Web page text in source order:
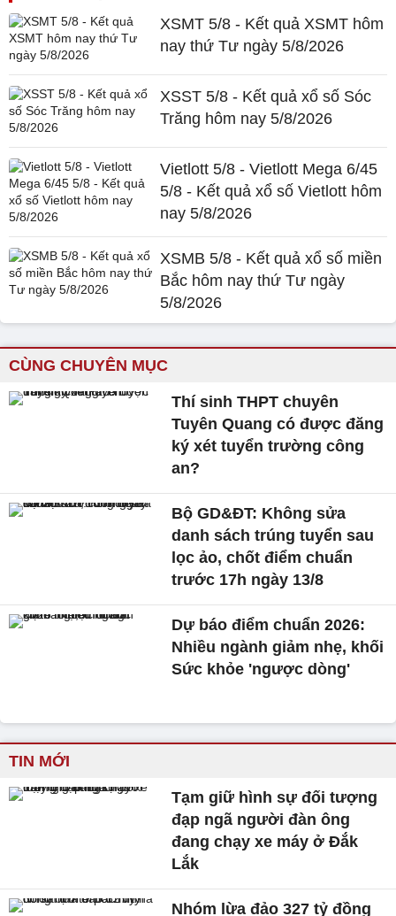
XSMT 5/8 - Kết quả XSMT hôm
nay thứ Tư ngày 5/8/2026
XSST 5/8 - Kết quả xổ số Sóc
Trăng hôm nay 5/8/2026
Vietlott 5/8 - Vietlott Mega 6/45
5/8 - Kết quả xổ số Vietlott hôm
nay 5/8/2026
XSMB 5/8 - Kết quả xổ số miền
Bắc hôm nay thứ Tư ngày
5/8/2026
CÙNG CHUYÊN MỤC
Thí sinh THPT chuyên
Tuyên Quang có được đăng
ký xét tuyển trường công
an?
Bộ GD&ĐT: Không sửa
danh sách trúng tuyển sau
lọc ảo, chốt điểm chuẩn
trước 17h ngày 13/8
Dự báo điểm chuẩn 2026:
Nhiều ngành giảm nhẹ, khối
Sức khỏe 'ngược dòng'
TIN MỚI
Tạm giữ hình sự đối tượng
đạp ngã người đàn ông
đang chạy xe máy ở Đắk
Lắk
Nhóm lừa đảo 327 tỷ đồng